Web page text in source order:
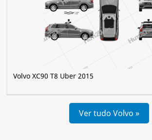
Volvo XC90 T8 Uber 2015
Ver tudo Volvo »